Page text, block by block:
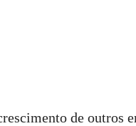
de outros